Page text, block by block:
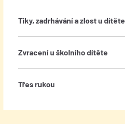
Tiky, zadrhávání a zlost u dítěte
Zvracení u školního dítěte
Třes rukou